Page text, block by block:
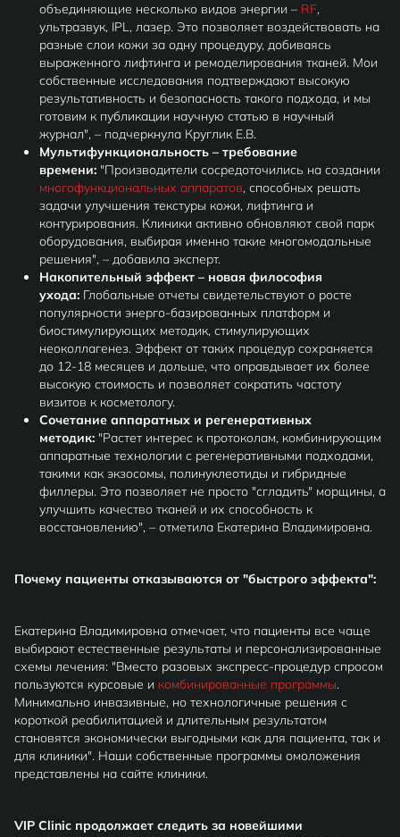
объединяющие несколько видов энергии – RF,
ультразвук, IPL, лазер. Это позволяет воздействовать на
разные слои кожи за одну процедуру, добиваясь
выраженного лифтинга и ремоделирования тканей. Мои
собственные исследования подтверждают высокую
результативность и безопасность такого подхода, и мы
готовим к публикации научную статью в научный
журнал", – подчеркнула Круглик Е.В.
Мультифункциональность – требование
времени: "Производители сосредоточились на создании
многофункциональных аппаратов, способных решать
задачи улучшения текстуры кожи, лифтинга и
контурирования. Клиники активно обновляют свой парк
оборудования, выбирая именно такие многомодальные
решения", – добавила эксперт.
Накопительный эффект – новая философия
ухода: Глобальные отчеты свидетельствуют о росте
популярности энерго-базированных платформ и
биостимулирующих методик, стимулирующих
неоколлагенез. Эффект от таких процедур сохраняется
до 12-18 месяцев и дольше, что оправдывает их более
высокую стоимость и позволяет сократить частоту
визитов к косметологу.
Сочетание аппаратных и регенеративных
методик: "Растет интерес к протоколам, комбинирующим
аппаратные технологии с регенеративными подходами,
такими как экзосомы, полинуклеотиды и гибридные
филлеры. Это позволяет не просто "сгладить" морщины, а
улучшить качество тканей и их способность к
восстановлению", – отметила Екатерина Владимировна.
Почему пациенты отказываются от "быстрого эффекта":
Екатерина Владимировна отмечает, что пациенты все чаще
выбирают естественные результаты и персонализированные
схемы лечения: "Вместо разовых экспресс-процедур спросом
пользуются курсовые и комбинированные программы.
Минимально инвазивные, но технологичные решения с
короткой реабилитацией и длительным результатом
становятся экономически выгодными как для пациента, так и
для клиники". Наши собственные программы омоложения
представлены на сайте клиники.
VIP Clinic продолжает следить за новейшими